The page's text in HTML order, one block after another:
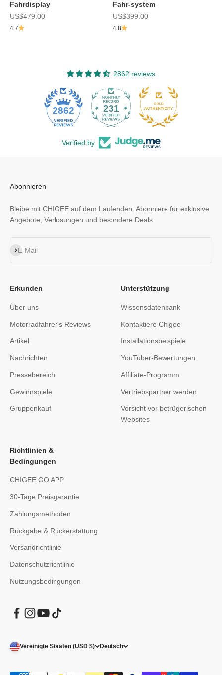
Fahrdisplay
Angebot
US$479.00
4.7
Fahr-system
Angebot
US$399.00
4.8
2862 reviews
231
Verified by
Abonnieren
Bleibe mit CHIGEE auf dem Laufenden. Abonniere für exklusive
Angebote, Verlosungen und besondere Deals.
E-Mail
Abonnieren
Erkunden
Über uns
Motorradfahrer's Reviews
Artikel
Nachrichten
Pressebereich
Gewinnspiele
Gruppenkauf
Unterstützung
Wissensdatenbank
Kontaktiere Chigee
Installationsbeispiele
YouTuber-Bewertungen
Affiliate-Programm
Vertriebspartner werden
Vorsicht vor betrügerischen
Websites
Richtlinien &
Bedingungen
CHIGEE GO APP
30-Tage Preisgarantie
Zahlungsmethoden
Rückgabe & Rückerstattung
Versandrichtlinie
Datenschutzrichtlinie
Nutzungsbedingungen
Vereinigte Staaten (USD $) Deutsch